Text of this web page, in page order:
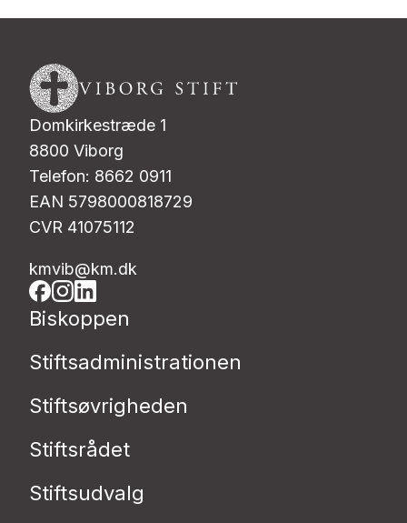
Domkirkestræde 1
8800 Viborg
Telefon: 8662 0911
EAN 5798000818729
CVR 41075112
kmvib@km.dk
Biskoppen
Stiftsadministrationen
Stiftsøvrigheden
Stiftsrådet
Stiftsudvalg